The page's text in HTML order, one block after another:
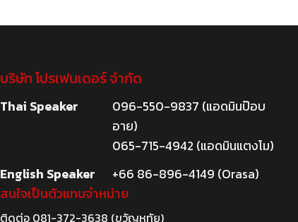
บริษัท โปรเฟนเดอร์ จำกัด
Thai Speaker
096-550-9837 (แอดมินป๊อบ
อาย)
065-715-4942 (แอดมินแตงโม)
English Speaker
+66 86-896-4149 (Orasa)
สนใจเป็นตัวแทนจำหน่าย
ติดต่อ 081-372-3638 (ขวัญหทัย)